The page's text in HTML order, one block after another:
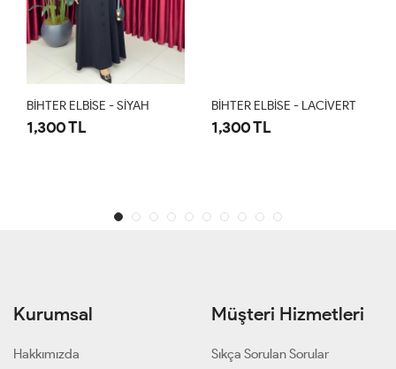
BİHTER ELBİSE - SİYAH
1,300 TL
BİHTER ELBİSE - LACİVERT
1,300 TL
Kurumsal
Hakkımızda
Müşteri Hizmetleri
Sıkça Sorulan Sorular